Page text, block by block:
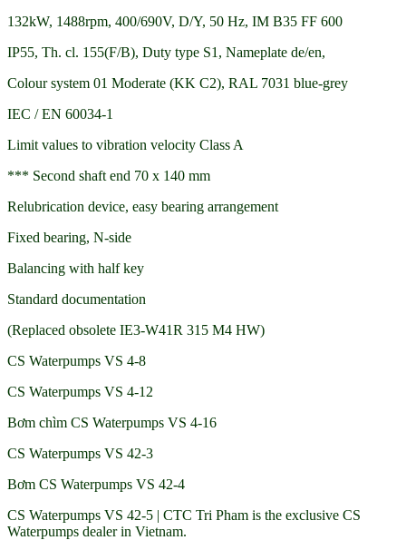
132kW, 1488rpm, 400/690V, D/Y, 50 Hz, IM B35 FF 600
IP55, Th. cl. 155(F/B), Duty type S1, Nameplate de/en,
Colour system 01 Moderate (KK C2), RAL 7031 blue-grey
IEC / EN 60034-1
Limit values to vibration velocity Class A
*** Second shaft end 70 x 140 mm
Relubrication device, easy bearing arrangement
Fixed bearing, N-side
Balancing with half key
Standard documentation
(Replaced obsolete IE3-W41R 315 M4 HW)
CS Waterpumps VS 4-8
CS Waterpumps VS 4-12
Bơm chìm CS Waterpumps VS 4-16
CS Waterpumps VS 42-3
Bơm CS Waterpumps VS 42-4
CS Waterpumps VS 42-5 | CTC Tri Pham is the exclusive CS
Waterpumps dealer in Vietnam.